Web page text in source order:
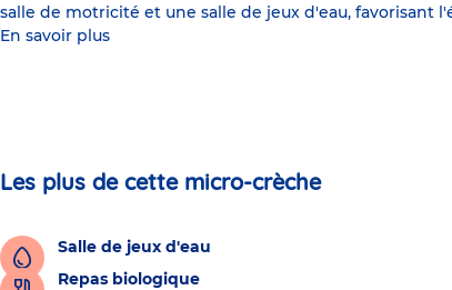
salle de motricité et une salle de jeux d'eau, favorisant
En savoir plus
Les plus de cette micro-crèche
Salle de jeux d'eau
Repas biologique